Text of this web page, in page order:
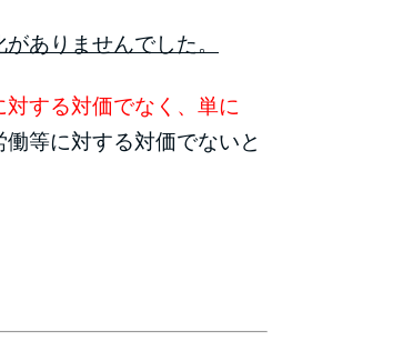
ありませんでした。
対する対価でなく、単に
等に対する対価でないと